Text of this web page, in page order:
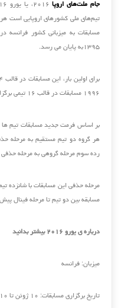
جام ملت‌های اروپا
تیم‌های ملی کشورهای اروپایی است
۱۳۹۵به پایان می رسد.
۱۹۹۶ مسابقات در قالب ۱۶ تیمی برگزار می شد.
بر اساس فرمت جدید مسابقات تیم ها
هر گروه دو تیم مستقیم به مرحله
رده سوم مرحله گروهی به مرحله
مرحله حذفی این مسابقات با شانزده
مسابقه بین دو تیم تا مرحله فینال
درباره ی یورو ۲۰۱۶ بیشتر بدانید
میزبان: فرانسه
تاریخ برگزاری مسابقات: ۱۰ ژوئن تا ۱۰ جولای ۲۰۱۶ (۲۱ خرداد تا ۲۰ تیر)